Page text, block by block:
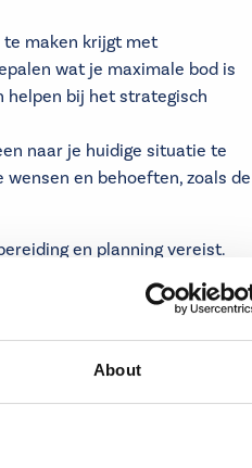
About
te maken krijgt met
wat je maximale bod is
helpen bij het strategisch
naar je huidige situatie te
en behoeften, zoals de
en planning vereist.
maken van de expertise van
een aantrekkelijke
op voor meer informatie